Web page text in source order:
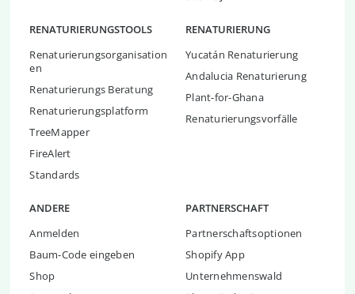
RENATURIERUNGSTOOLS
Renaturierungsorganisation
en
Renaturierungs Beratung
Renaturierungsplatform
TreeMapper
FireAlert
Standards
RENATURIERUNG
Yucatán Renaturierung
Andalucia Renaturierung
Plant-for-Ghana
Renaturierungsvorfälle
ANDERE
Anmelden
Baum-Code eingeben
Shop
PARTNERSCHAFT
Partnerschaftsoptionen
Shopify App
Unternehmenswald